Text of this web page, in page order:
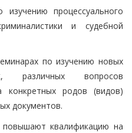
процессуального
и судебной
по изучению новых
различных вопросов
конкретных родов (видов)
документов.
повышают квалификацию на